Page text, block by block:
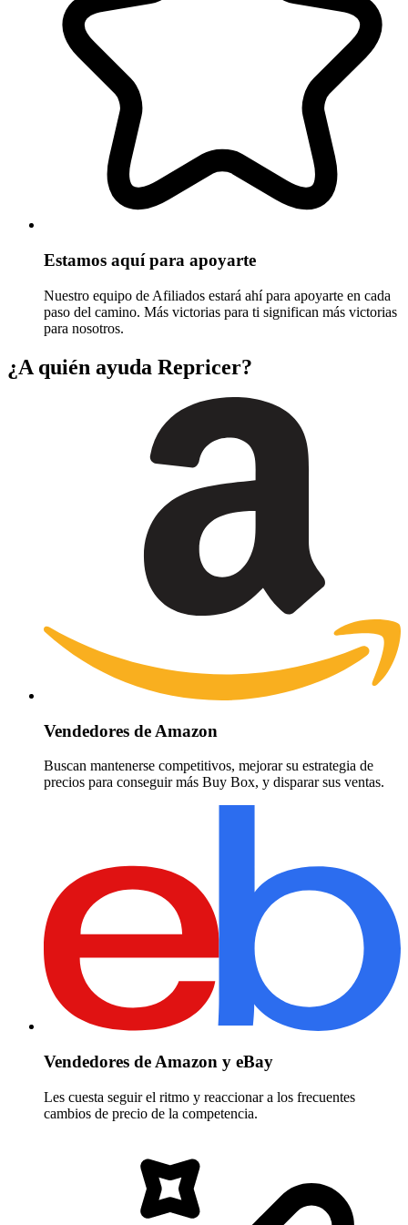
Estamos aquí para apoyarte
Nuestro equipo de Afiliados estará ahí para apoyarte en cada
paso del camino. Más victorias para ti significan más victorias
para nosotros.
¿A quién ayuda Repricer?
Vendedores de Amazon
Buscan mantenerse competitivos, mejorar su estrategia de
precios para conseguir más Buy Box, y disparar sus ventas.
Vendedores de Amazon y eBay
Les cuesta seguir el ritmo y reaccionar a los frecuentes
cambios de precio de la competencia.